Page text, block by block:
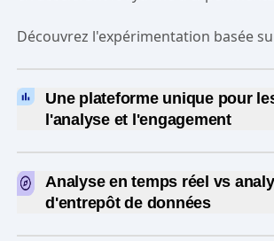
Découvrez l'expérimentation basée
Une plateforme unique pour
l'analyse et l'engagement
intégration native unique. Réalisez des
ciblées et allez plus loin dans
Analyse en temps réel vs
d'entrepôt de données